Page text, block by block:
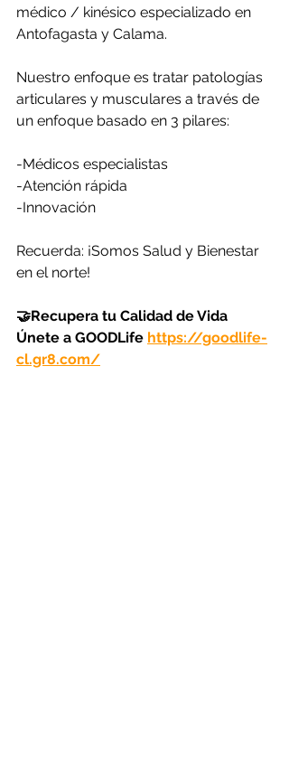
médico / kinésico especializado en
Antofagasta y Calama.
Nuestro enfoque es tratar patologías
articulares y musculares a través de
un enfoque basado en 3 pilares:
-Médicos especialistas
-Atención rápida
-Innovación
Recuerda: ¡Somos Salud y Bienestar
en el norte!
🤝Recupera tu Calidad de Vida
Únete a GOODLife https://goodlife-
cl.gr8.com/